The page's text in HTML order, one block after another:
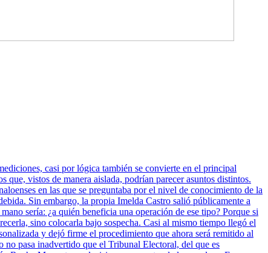
casi por lógica también se convierte en el principal
que, vistos de manera aislada, podrían parecer asuntos distintos.
en las que se preguntaba por el nivel de conocimiento de la
Sin embargo, la propia Imelda Castro salió públicamente a
sería: ¿a quién beneficia una operación de ese tipo? Porque si
sino colocarla bajo sospecha. Casi al mismo tiempo llegó el
y dejó firme el procedimiento que ahora será remitido al
pasa inadvertido que el Tribunal Electoral, del que es